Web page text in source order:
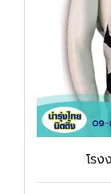
โร